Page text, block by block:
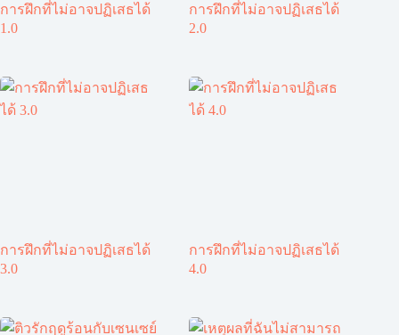
การฝึกที่ไม่อาจปฏิเสธได้
1.0
การฝึกที่ไม่อาจปฏิเสธได้
2.0
การฝึกที่ไม่อาจปฏิเสธได้
3.0
การฝึกที่ไม่อาจปฏิเสธได้
4.0